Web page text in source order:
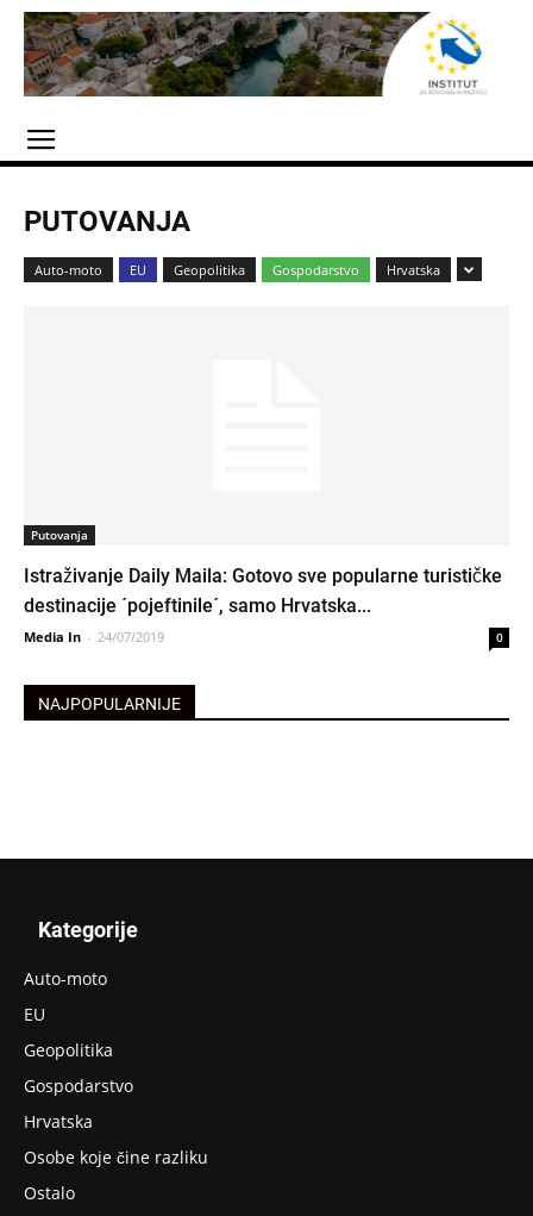
PUTOVANJA
Auto-moto EU Geopolitika Gospodarstvo Hrvatska
Putovanja
Istraživanje Daily Maila: Gotovo sve popularne turističke
destinacije ´pojeftinile´, samo Hrvatska...
Media In - 24/07/2019 0
NAJPOPULARNIJE
Kategorije
Auto-moto
EU
Geopolitika
Gospodarstvo
Hrvatska
Osobe koje čine razliku
Ostalo